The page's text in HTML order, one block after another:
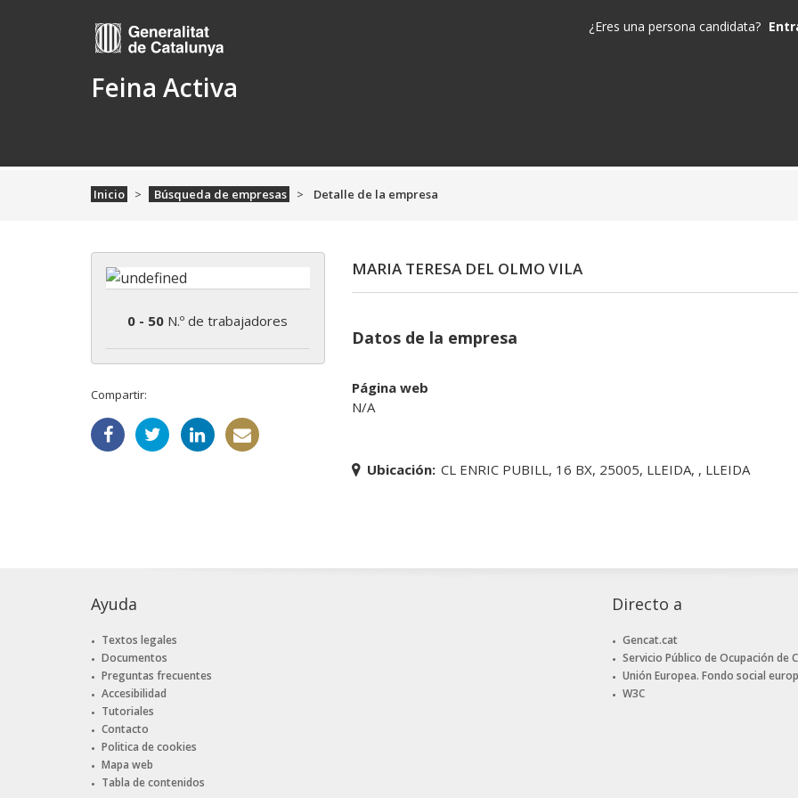
Feina Activa
¿Eres una persona candidata?
Inicio Búsqueda de empresas Detalle de la empresa
0 - 50 N.º de trabajadores
Compartir:
MARIA TERESA DEL OLMO VILA
Datos de la empresa
Página web
N/A
Ubicación: CL ENRIC PUBILL, 16 BX, 25005, LLEIDA, , LLEIDA
Ayuda
Textos legales
Documentos
Preguntas frecuentes
Accesibilidad
Tutoriales
Contacto
Politica de cookies
Mapa web
Tabla de contenidos
Directo a
Gencat.cat
Servicio Público de Ocupación de
Unión Europea. Fondo social
W3C